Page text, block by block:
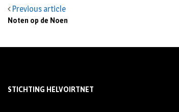
Previous article
Noten op de Noen
STICHTING HELVOIRTNET